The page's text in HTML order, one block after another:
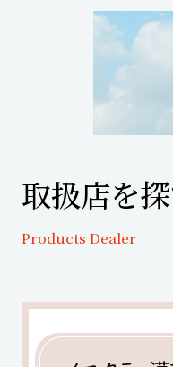
取扱店を
Products Dealer